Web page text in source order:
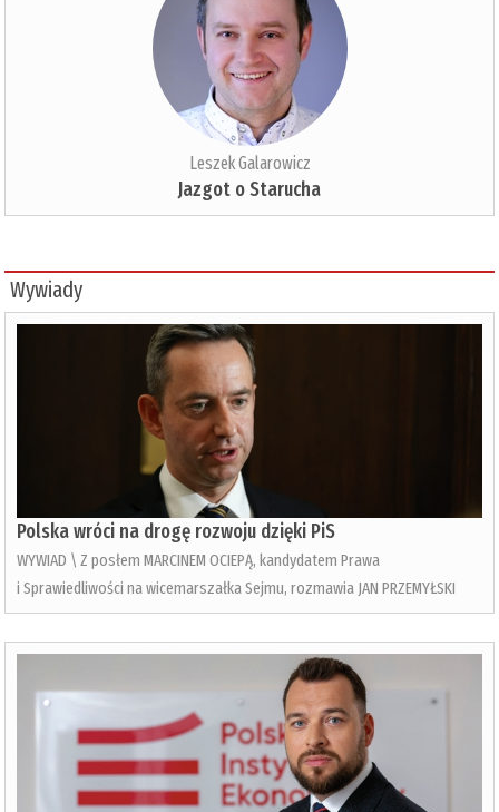
Leszek Galarowicz
Jazgot o Starucha
Wywiady
Polska wróci na drogę rozwoju dzięki PiS
WYWIAD \ Z posłem MARCINEM OCIEPĄ, kandydatem Prawa
i Sprawiedliwości na wicemarszałka Sejmu, rozmawia JAN PRZEMYŁSKI